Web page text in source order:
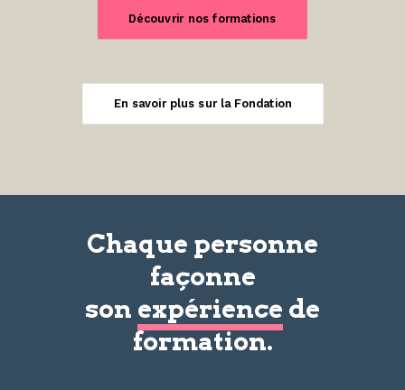
Découvrir nos formations
En savoir plus sur la Fondation
Chaque personne
façonne
son expérience de
formation.